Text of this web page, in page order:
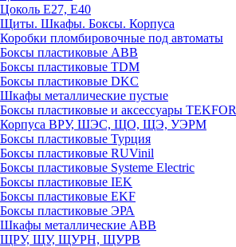
Цоколь Е27, E40
Щиты. Шкафы. Боксы. Корпуса
Коробки пломбировочные под автоматы
Боксы пластиковые ABB
Боксы пластиковые TDM
Боксы пластиковые DKC
Шкафы металлические пустые
Боксы пластиковые и аксессуары TEKFOR
Корпуса ВРУ, ШЭС, ЩО, ЩЭ, УЭРМ
Боксы пластиковые Турция
Боксы пластиковые RUVinil
Боксы пластиковые Systeme Electric
Боксы пластиковые IEK
Боксы пластиковые EKF
Боксы пластиковые ЭРА
Шкафы металлические ABB
ЩРУ, ЩУ, ЩУРН, ЩУРВ